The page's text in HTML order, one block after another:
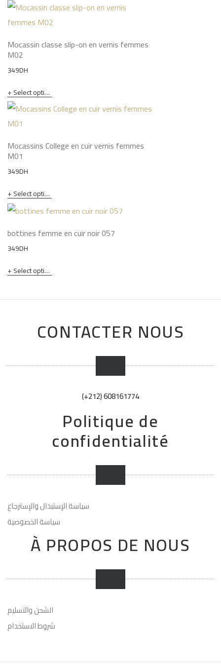
Mocassin classe slip-on en vernis femmes
M02
349DH
Select options
Mocassins College en cuir vernis femmes
M01
349DH
Select options
bottines femme en cuir noir 057
349DH
Select options
CONTACTER NOUS
(+212) 608161774
Politique de
confidentialité
سياسة الإستبدال والإسترجاع
سياسة الخصوصية
À PROPOS DE NOUS
الشحن والتسليم
شروط الاستخدام